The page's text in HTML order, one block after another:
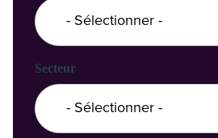
Secteur